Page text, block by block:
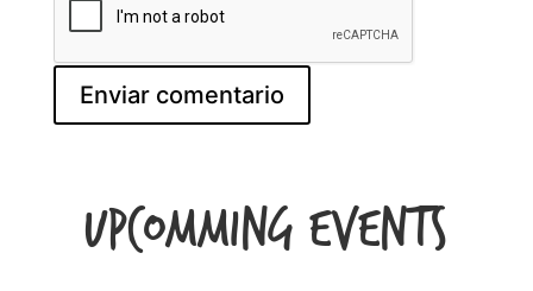
Upcomming Events